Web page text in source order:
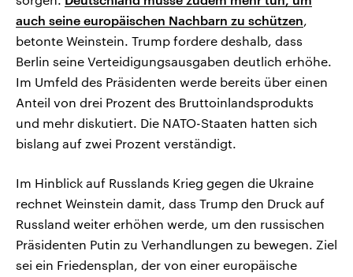
auch seine europäischen Nachbarn zu schützen,
betonte Weinstein. Trump fordere deshalb, dass
Berlin seine Verteidigungsausgaben deutlich erhöhe.
Im Umfeld des Präsidenten werde bereits über einen
Anteil von drei Prozent des Bruttoinlandsprodukts
und mehr diskutiert. Die NATO-Staaten hatten sich
bislang auf zwei Prozent verständigt.
Im Hinblick auf Russlands Krieg gegen die Ukraine
rechnet Weinstein damit, dass Trump den Druck auf
Russland weiter erhöhen werde, um den russischen
Präsidenten Putin zu Verhandlungen zu bewegen. Ziel
sei ein Friedensplan, der von einer europäische